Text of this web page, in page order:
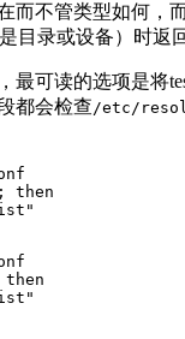
而不管类型如何，
目录或设备）时返回
最可读的选项是将
都会检查/etc/
then